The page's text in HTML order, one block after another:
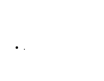
.